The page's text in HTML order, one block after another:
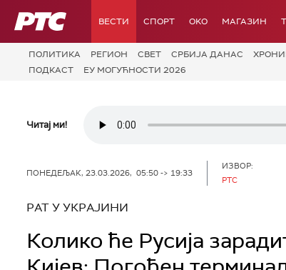
РТС ВЕСТИ СПОРТ OKO МАГАЗИН
ПОЛИТИКА РЕГИОН СВЕТ СРБИЈА ДАНАС
ПОДКАСТ
ЕУ МОГУЋНОСТИ 2026
Читај ми!
ПОНЕДЕЉАК, 23.03.2026, 05:50 -> 19:33
ИЗВОР:
РТС
РАТ У УКРАЈИНИ
Колико ће Русија